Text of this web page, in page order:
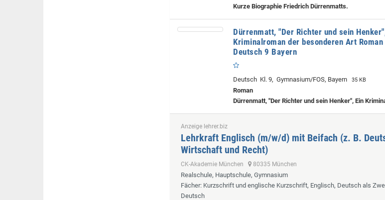
Kurze Biographie Friedrich Dürrenmatts.
Dürrenmatt, "Der Richter und sein
Kriminalroman der besonderen Art
Deutsch 9 Bayern
Deutsch Kl. 9, Gymnasium/FOS, Bayern 35 KB
Roman
Dürrenmatt, "Der Richter und sein Henker", Ein
Anzeige lehrer.biz
Lehrkraft Englisch (m/w/d) mit Beifach (z. B.
Wirtschaft und Recht)
CK-Akademie München 80335 München
Realschule, Hauptschule, Gymnasium
Fächer: Kurzschrift und englische Kurzschrift, Englisch, Deutsch als
Deutsch